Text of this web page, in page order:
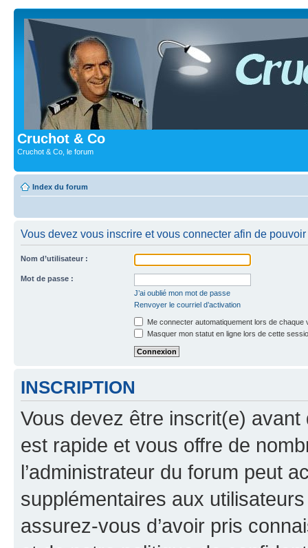
Cruchot & Co
Cruchot & Co, le forum
Index du forum
Vous devez vous inscrire et vous connecter afin de
Nom d’utilisateur :
Mot de passe :
J’ai oublié mon mot de passe
Renvoyer le courriel d’activation
Me connecter automatiquement lors de chaque
Masquer mon statut en ligne lors de cette
INSCRIPTION
Vous devez être inscrit(e) avant
est rapide et vous offre de
l’administrateur du forum peut
supplémentaires aux
assurez-vous d’avoir pris